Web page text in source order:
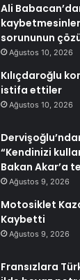
Ali
sorununun
Ağustos 10, 2026
Kılıçdaroğlu
istifa ettiler
Ağustos 10, 2026
“Kendinizi
Bakan Akar’a
Ağustos 9, 2026
Motosiklet
Kaybetti
Ağustos 9, 2026
Fransızlara